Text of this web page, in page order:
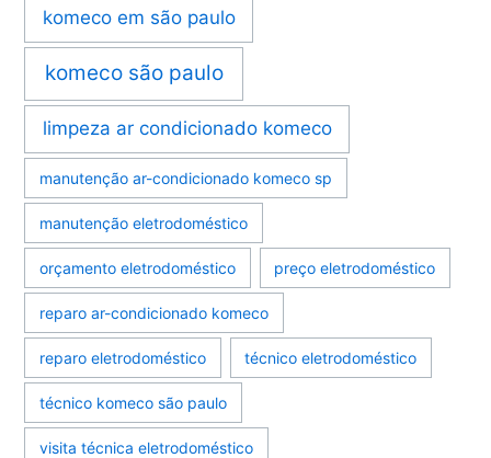
komeco em são paulo
komeco são paulo
limpeza ar condicionado komeco
manutenção ar-condicionado komeco sp
manutenção eletrodoméstico
orçamento eletrodoméstico preço eletrodoméstico
reparo ar-condicionado komeco
reparo eletrodoméstico técnico eletrodoméstico
técnico komeco são paulo
visita técnica eletrodoméstico